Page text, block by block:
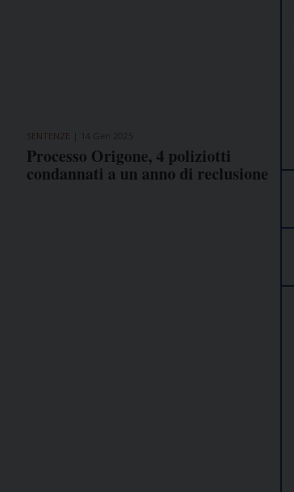
SENTENZE
Processo Origone, 4 poliziotti
condannati a un anno di reclusione